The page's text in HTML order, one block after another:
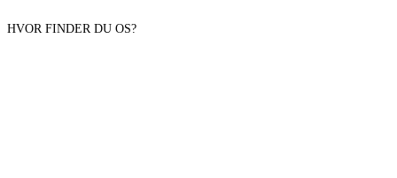
HVOR FINDER DU OS?